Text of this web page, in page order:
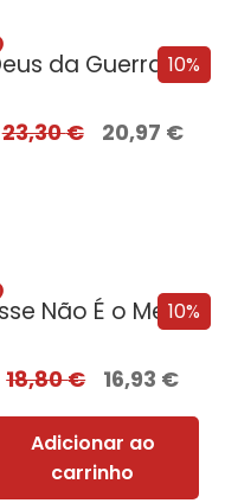
10%
Deus da Guerra Edição com EDGES
23,30€ 20,97 €
10%
Esse Não É o Meu Nome
18,80€ 16,93 €
Adicionar ao
carrinho